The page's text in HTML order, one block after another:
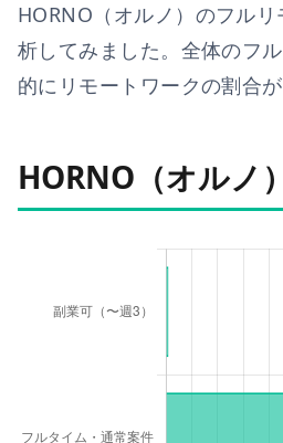
HORNO（オルノ） のフル
析してみました。全体のフ
的にリモートワークの割合
HORNO（オルノ